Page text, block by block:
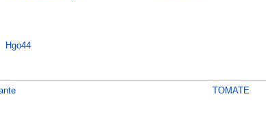
Hgo44
TOMATE